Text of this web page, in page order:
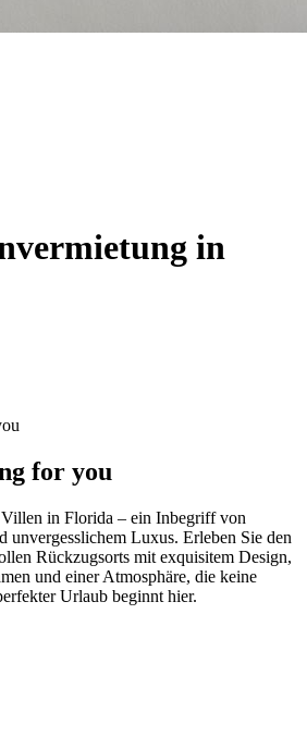
in
for you
in Florida – ein Inbegriff von
unvergesslichem Luxus. Erleben Sie den
Rückzugsorts mit exquisitem Design,
und einer Atmosphäre, die keine
Urlaub beginnt hier.